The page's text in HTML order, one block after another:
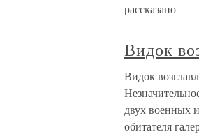
рассказано
Видок
Видок
двух военных
обитателя